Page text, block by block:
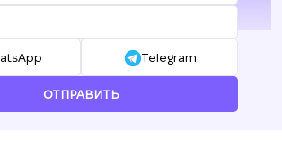
Telegram
ОТПРАВИТЬ